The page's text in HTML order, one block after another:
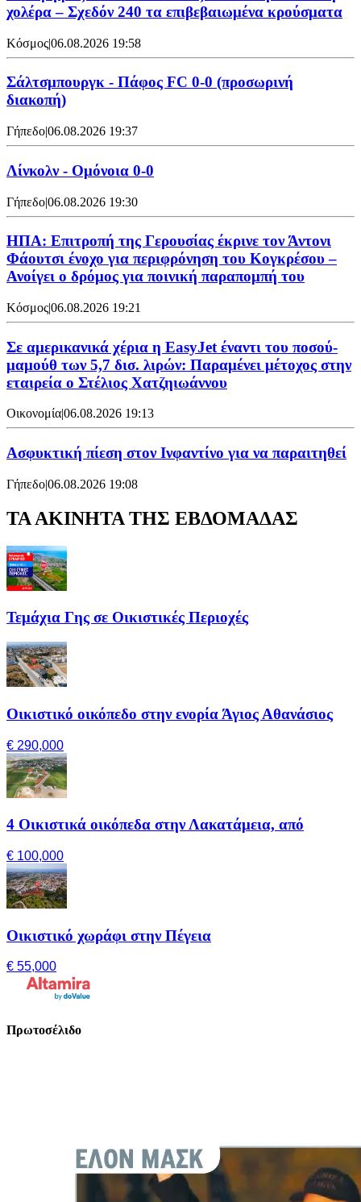
χολέρα – Σχεδόν 240 τα επιβεβαιωμένα κρούσματα
Κόσμος|06.08.2026 19:58
Σάλτσμπουργκ - Πάφος FC 0-0 (προσωρινή
διακοπή)
Γήπεδο|06.08.2026 19:37
Λίνκολν - Ομόνοια 0-0
Γήπεδο|06.08.2026 19:30
ΗΠΑ: Επιτροπή της Γερουσίας έκρινε τον Άντονι
Φάουτσι ένοχο για περιφρόνηση του Κογκρέσου –
Ανοίγει ο δρόμος για ποινική παραπομπή του
Κόσμος|06.08.2026 19:21
Σε αμερικανικά χέρια η EasyJet έναντι του ποσού-
μαμούθ των 5,7 δισ. λιρών: Παραμένει μέτοχος στην
εταιρεία ο Στέλιος Χατζηιωάννου
Οικονομία|06.08.2026 19:13
Ασφυκτική πίεση στον Ινφαντίνο για να παραιτηθεί
Γήπεδο|06.08.2026 19:08
ΤΑ ΑΚΙΝΗΤΑ ΤΗΣ ΕΒΔΟΜΑΔΑΣ
Τεμάχια Γης σε Οικιστικές Περιοχές
Οικιστικό οικόπεδο στην ενορία Άγιος Αθανάσιος
€ 290,000
4 Οικιστικά οικόπεδα στην Λακατάμεια, από
€ 100,000
Οικιστικό χωράφι στην Πέγεια
€ 55,000
Πρωτοσέλιδο